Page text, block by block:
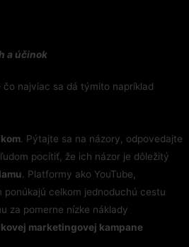
a účinok
najviac sa dá týmito napríklad
. Pýtajte sa na názory, odpovedajte
pocítiť, že ich názor je dôležitý
. Platformy ako YouTube,
ponúkajú celkom jednoduchú cestu
za pomerne nízke náklady
marketingovej kampane